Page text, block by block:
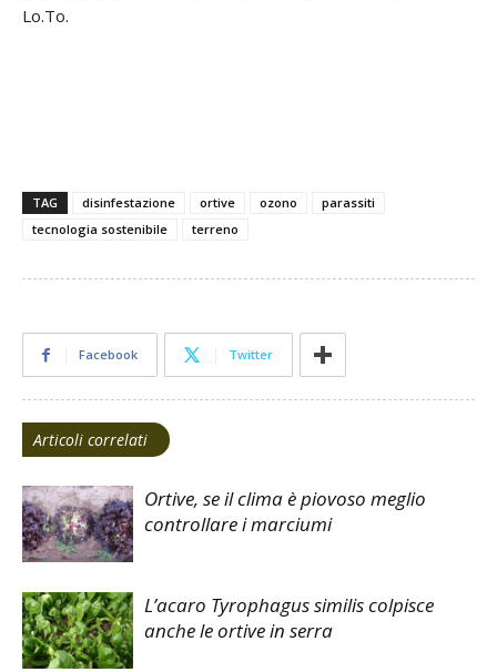
Lo.To.
TAG disinfestazione ortive ozono
parassiti
tecnologia sostenibile
terreno
Facebook Twitter
Articoli correlati
Ortive, se il clima è piovoso meglio
controllare i marciumi
L’acaro Tyrophagus similis colpisce
anche le ortive in serra